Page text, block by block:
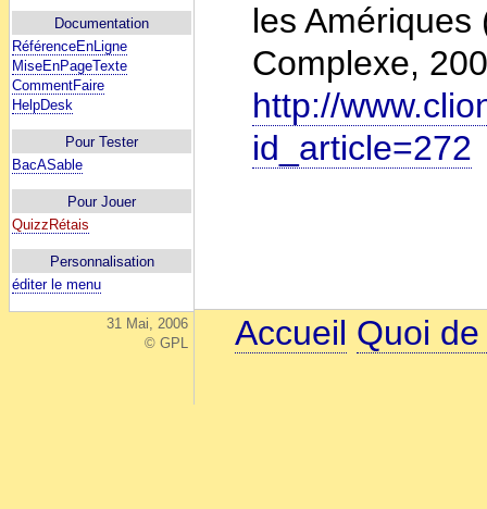
Documentation
RéférenceEnLigne
MiseEnPageTexte
CommentFaire
HelpDesk
Pour Tester
BacASable
Pour Jouer
QuizzRétais
Personnalisation
éditer le menu
31 Mai, 2006
© GPL
les Amériques
Complexe,
http://
id_article=272
Accueil Quoi